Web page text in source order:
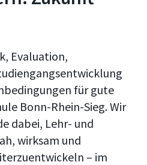
Evaluation,
für gute
Bonn-Rhein-Sieg. Wir
dabei, Lehr- und
wirksam und
– im